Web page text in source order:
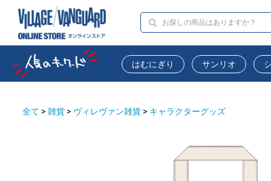
はむにぎり サンリオ
全て > 雑貨 > ヴィレヴァン雑貨 > キャラクターグッズ